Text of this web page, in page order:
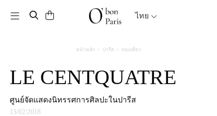
Toggle navigation ไทย
หน้าหลัก ปารีส ท่องเที่ยว
LE CENTQUATRE
ศูนย์จัดแสดงนิทรรศการศิลปะในปารีส
13/02/2018